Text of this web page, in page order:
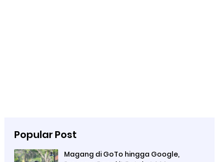
Popular Post
Magang di GoTo hingga Google,